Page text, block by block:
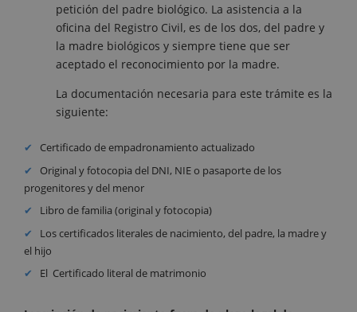
petición del padre biológico. La asistencia a la
oficina del Registro Civil, es de los dos, del padre y
la madre biológicos y siempre tiene que ser
aceptado el reconocimiento por la madre.
La documentación necesaria para este trámite es la
siguiente:
Certificado de empadronamiento actualizado
Original y fotocopia del DNI, NIE o pasaporte de los
progenitores y del menor
Libro de familia (original y fotocopia)
Los certificados literales de nacimiento, del padre, la madre y
el hijo
El Certificado literal de matrimonio